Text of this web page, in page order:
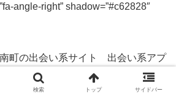
angle-right” shadow=”#c62828″
町の出会い系サイト 出会い系アプ
感想などを解説します。
検索 トップ サイドバー